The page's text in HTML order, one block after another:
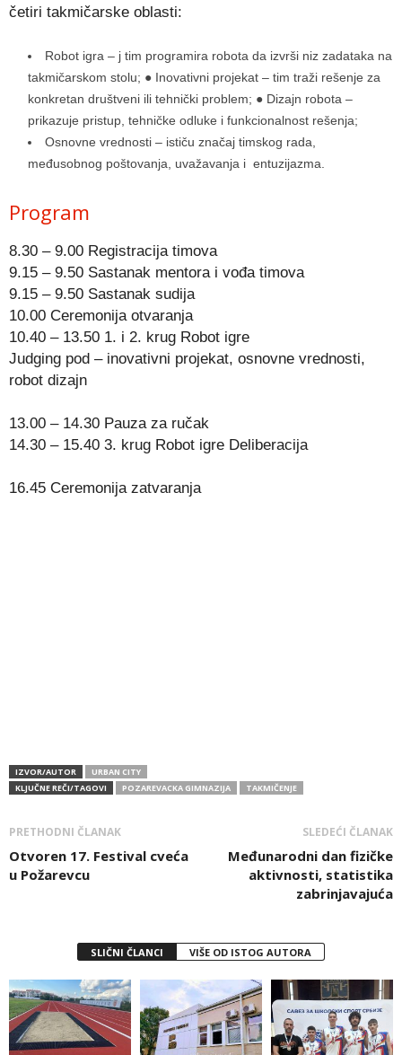
četiri takmičarske oblasti:
Robot igra – j tim programira robota da izvrši niz zadataka na
takmičarskom stolu; ● Inovativni projekat – tim traži rešenje za
konkretan društveni ili tehnički problem; ● Dizajn robota –
prikazuje pristup, tehničke odluke i funkcionalnost rešenja;
Osnovne vrednosti – ističu značaj timskog rada,
međusobnog poštovanja, uvažavanja i entuzijazma.
Program
8.30 – 9.00 Registracija timova
9.15 – 9.50 Sastanak mentora i vođa timova
9.15 – 9.50 Sastanak sudija
10.00 Ceremonija otvaranja
10.40 – 13.50 1. i 2. krug Robot igre
Judging pod – inovativni projekat, osnovne vrednosti,
robot dizajn
13.00 – 14.30 Pauza za ručak
14.30 – 15.40 3. krug Robot igre Deliberacija
16.45 Ceremonija zatvaranja
IZVOR/AUTOR
URBAN CITY
KLJUČNE REČI/TAGOVI
POZAREVACKA GIMNAZIJA TAKMIČENJE
PRETHODNI ČLANAK
Otvoren 17. Festival cveća
u Požarevcu
SLEDEĆI ČLANAK
Međunarodni dan fizičke
aktivnosti, statistika
zabrinjavajuća
SLIČNI ČLANCI VIŠE OD ISTOG AUTORA